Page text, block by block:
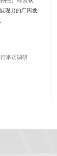
现出的广阔发
来访调研